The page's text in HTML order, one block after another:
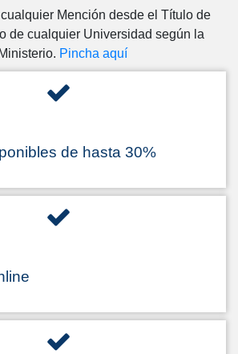
Mención desde el Título de
de cualquier Universidad según la
Pincha aquí
de hasta 30%